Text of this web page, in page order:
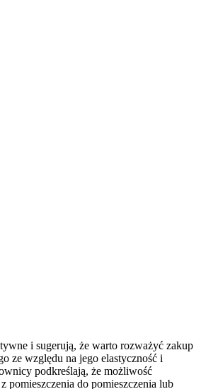
i sugerują, że warto rozważyć zakup
ze względu na jego elastyczność i
podkreślają, że możliwość
pomieszczenia do pomieszczenia lub